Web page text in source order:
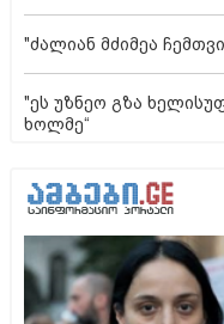
"ძალიან მძიმეა
"ეს უზნეო გზა
ხოლმე“